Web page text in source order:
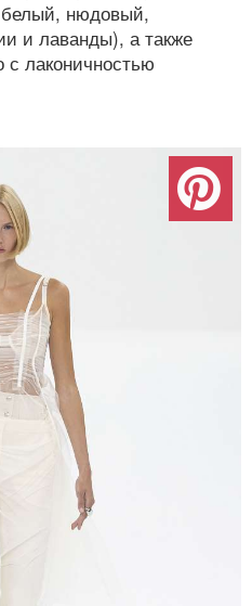
белый, нюдовый,
и лаванды), а также
лаконичностью